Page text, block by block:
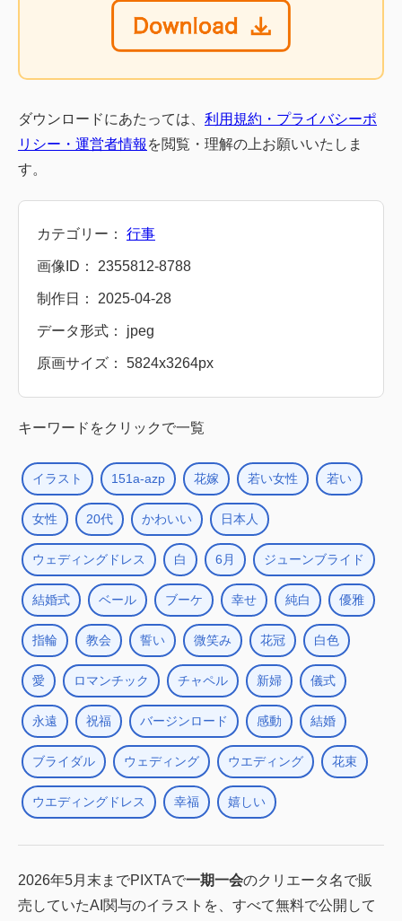
ダウンロードにあたっては、 利用規約・プライバシーポ
リシー・運営者情報 を閲覧・理解の上お願いいたしま
す。
カテゴリー： 行事
画像ID： 2355812-8788
制作日： 2025-04-28
データ形式： jpeg
原画サイズ： 5824x3264px
キーワードをクリックで一覧
イラスト 151a-azp 花嫁 若い女性 若い
女性 20代 かわいい 日本人
ウェディングドレス 白 6月 ジューンブライド
結婚式 ベール ブーケ 幸せ 純白 優雅
指輪 教会 誓い 微笑み 花冠 白色
愛 ロマンチック チャペル 新婦 儀式
永遠 祝福 バージンロード 感動 結婚
ブライダル ウェディング ウエディング 花束
ウエディングドレス 幸福 嬉しい
2026年5月末までPIXTAで一期一会のクリエータ名で販
売していたAI関与のイラストを、すべて無料で公開して